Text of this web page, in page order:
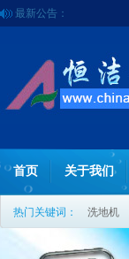
最新公告：
首页 关于我们
热门关键词： 洗地机